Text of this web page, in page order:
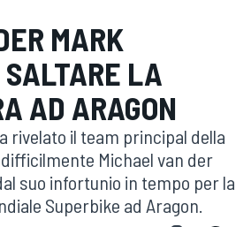
MARK
SALTARE LA
AD ARAGON
rivelato il team principal della
difficilmente Michael van der
suo infortunio in tempo per la
Superbike ad Aragon.